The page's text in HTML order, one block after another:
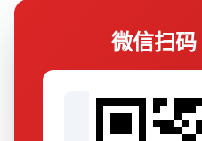
微信扫